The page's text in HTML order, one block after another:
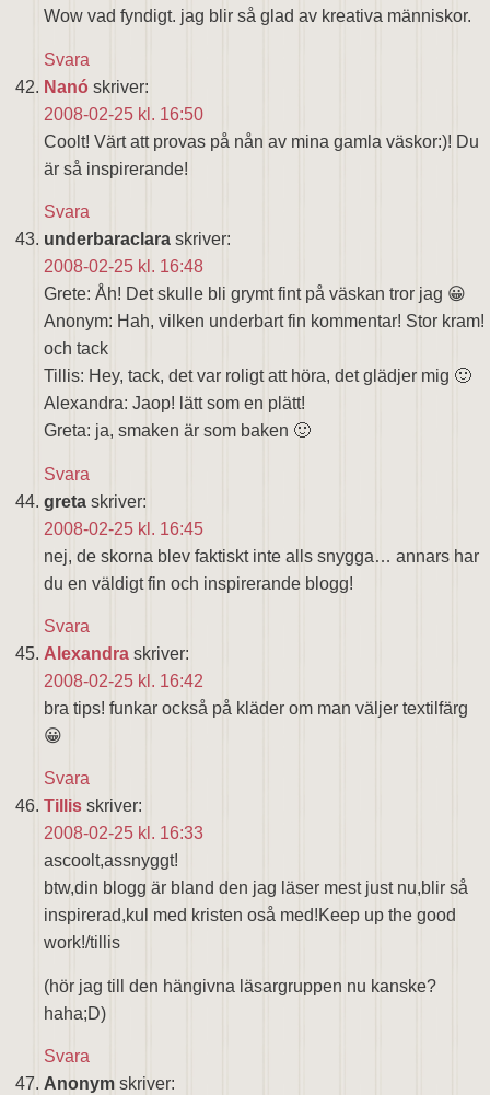
Wow vad fyndigt. jag blir så glad av kreativa människor.
Svara
Nanó skriver:
2008-02-25 kl. 16:50
Coolt! Värt att provas på nån av mina gamla väskor:)! Du
är så inspirerande!
Svara
underbaraclara skriver:
2008-02-25 kl. 16:48
Grete: Åh! Det skulle bli grymt fint på väskan tror jag 😀
Anonym: Hah, vilken underbart fin kommentar! Stor kram!
och tack
Tillis: Hey, tack, det var roligt att höra, det glädjer mig 🙂
Alexandra: Jaop! lätt som en plätt!
Greta: ja, smaken är som baken 🙂
Svara
greta skriver:
2008-02-25 kl. 16:45
nej, de skorna blev faktiskt inte alls snygga… annars har
du en väldigt fin och inspirerande blogg!
Svara
Alexandra skriver:
2008-02-25 kl. 16:42
bra tips! funkar också på kläder om man väljer textilfärg
😀
Svara
Tillis skriver:
2008-02-25 kl. 16:33
ascoolt,assnyggt!
btw,din blogg är bland den jag läser mest just nu,blir så
inspirerad,kul med kristen oså med!Keep up the good
work!/tillis
(hör jag till den hängivna läsargruppen nu kanske?
haha;D)
Svara
Anonym skriver: